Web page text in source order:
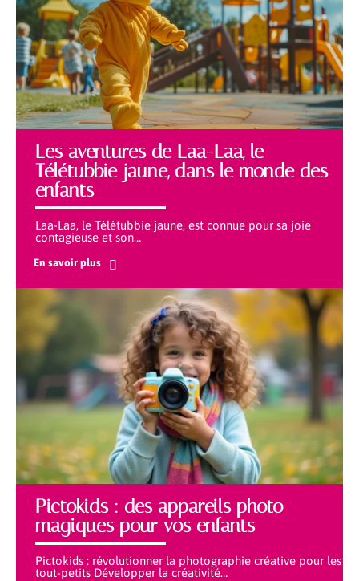
Les aventures de Laa-Laa, le
Télétubbie jaune, dans le monde des
enfants
Laa-Laa, le Télétubbie jaune, est connue pour sa joie
contagieuse et son…
En savoir plus
Pictokids : des appareils photo
magiques pour vos enfants
Pictokids : révolutionner la photographie créative pour les
tout-petits Développer la créativité…